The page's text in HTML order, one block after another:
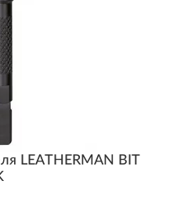
LEATHERMAN BIT